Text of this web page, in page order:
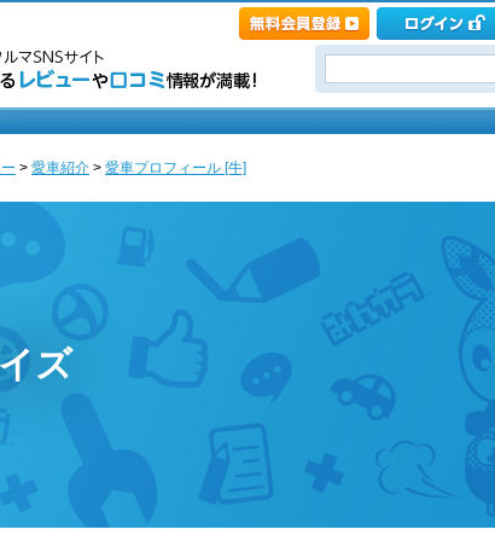
> 愛車紹介 > 愛車プロフィール [牛]
ズ